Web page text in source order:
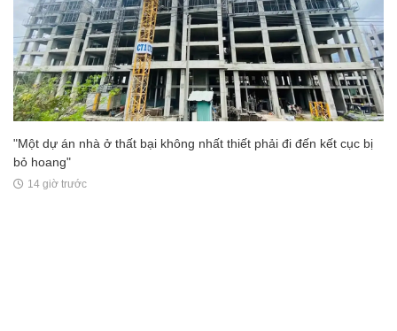
"Một dự án nhà ở thất bại không nhất thiết phải đi đến kết cục bị
bỏ hoang"
14 giờ trước